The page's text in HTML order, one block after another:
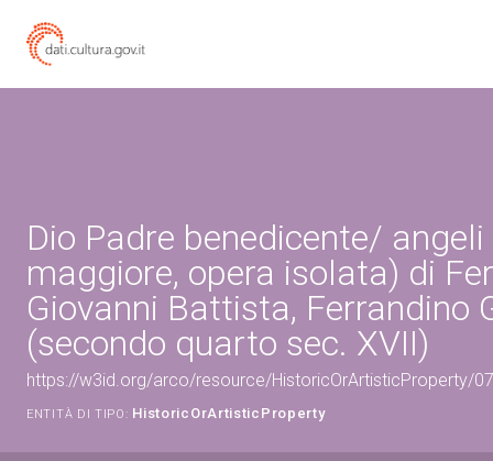
Dio Padre benedicente/
maggiore, opera isolata) di
Giovanni Battista, Ferrandino
(secondo quarto sec. XVII)
https://w3id.org/arco/resource/HistoricOrArtisticProperty/
ENTITÀ DI TIPO: HistoricOrArtisticProperty